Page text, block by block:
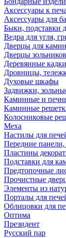
Аксессуары к
Аксессуары для
Быки, подставки
Ведра для угля,
Дверцы для
Дверцы
Деревянные
Дровницы,
Духовые шкафы
Задвижки,
Каминные и
Каминные
Колосниковые
Меха
Настилы для
Передние
Пластины
Подставки для
Предтопочные
Прочистные
Элементы из
Порталы для
Облицовки для
Оптима
Президент
Русский пар